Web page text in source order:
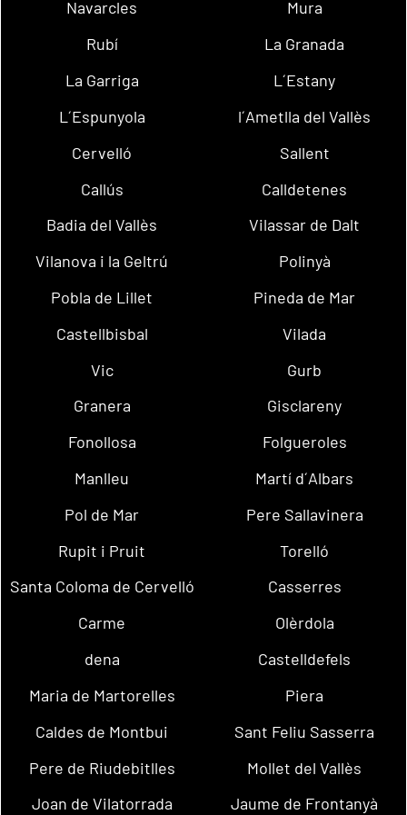
Navarcles
Mura
Rubí
La Granada
La Garriga
L´Estany
L´Espunyola
l´Ametlla del Vallès
Cervelló
Sallent
Callús
Calldetenes
Badia del Vallès
Vilassar de Dalt
Vilanova i la Geltrú
Polinyà
Pobla de Lillet
Pineda de Mar
Castellbisbal
Vilada
Vic
Gurb
Granera
Gisclareny
Fonollosa
Folgueroles
Manlleu
Martí d´Albars
Pol de Mar
Pere Sallavinera
Rupit i Pruit
Torelló
Santa Coloma de Cervelló
Casserres
Carme
Olèrdola
dena
Castelldefels
Maria de Martorelles
Piera
Caldes de Montbui
Sant Feliu Sasserra
Pere de Riudebitlles
Mollet del Vallès
Joan de Vilatorrada
Jaume de Frontanyà